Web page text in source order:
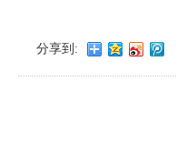
分享到: